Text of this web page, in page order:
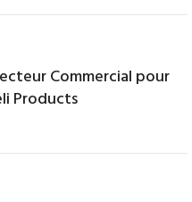
Commercial pour
Products